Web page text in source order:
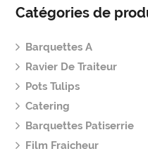
Catégories de
Barquettes A
Ravier De Traiteur
Pots Tulips
Catering
Barquettes Patiserrie
Film Fraicheur